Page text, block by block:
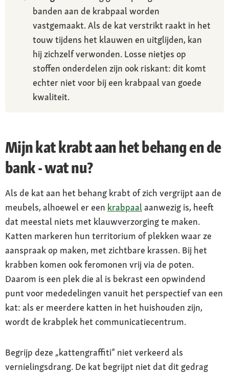
banden aan de krabpaal worden
vastgemaakt. Als de kat verstrikt raakt in het
touw tijdens het klauwen en uitglijden, kan
hij zichzelf verwonden. Losse nietjes op
stoffen onderdelen zijn ook riskant: dit komt
echter niet voor bij een krabpaal van goede
kwaliteit.
Mijn kat krabt aan het behang en de
bank - wat nu?
Als de kat aan het behang krabt of zich vergrijpt aan de
meubels, alhoewel er een krabpaalaanwezig is, heeft
dat meestal niets met klauwverzorging te maken.
Katten markeren hun territorium of plekken waar ze
aanspraak op maken, met zichtbare krassen. Bij het
krabben komen ook feromonen vrij via de poten.
Daarom is een plek die al is bekrast een opwindend
punt voor mededelingen vanuit het perspectief van een
kat: als er meerdere katten in het huishouden zijn,
wordt de krabplek het communicatiecentrum.
Begrijp deze „kattengraffiti” niet verkeerd als
vernielingsdrang. De kat begrijpt niet dat dit gedrag